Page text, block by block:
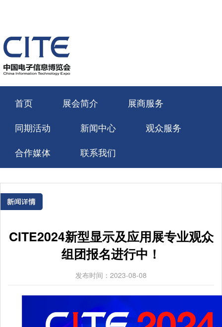
首页 展会简介
展商服务
同期活动
新闻中心
观众服务
合作媒体
联系我们
CITE2024新型显示及应用展专业观众
组团报名进行中！
发布时间：2023-08-08